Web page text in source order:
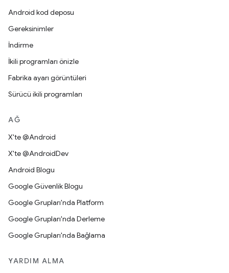
Android kod deposu
Gereksinimler
İndirme
İkili programları önizle
Fabrika ayarı görüntüleri
Sürücü ikili programları
AĞ
X'te @Android
X'te @AndroidDev
Android Blogu
Google Güvenlik Blogu
Google Grupları'nda Platform
Google Grupları'nda Derleme
Google Grupları'nda Bağlama
YARDIM ALMA